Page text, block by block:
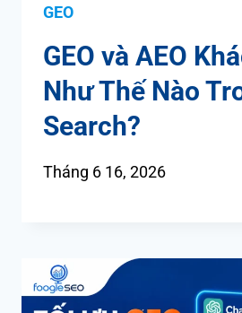
GEO
GEO và AEO
Như Thế Nào
Search?
Tháng 6 16, 2026